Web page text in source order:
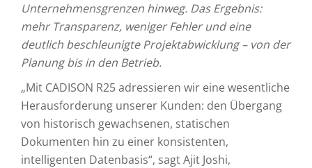
Unternehmensgrenzen hinweg. Das Ergebnis:
mehr Transparenz, weniger Fehler und eine
deutlich beschleunigte Projektabwicklung – von der
Planung bis in den Betrieb.
„Mit CADISON R25 adressieren wir eine wesentliche
Herausforderung unserer Kunden: den Übergang
von historisch gewachsenen, statischen
Dokumenten hin zu einer konsistenten,
intelligenten Datenbasis“, sagt Ajit Joshi,